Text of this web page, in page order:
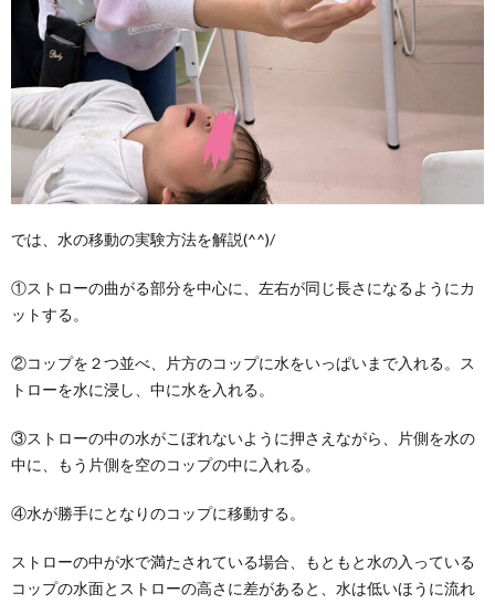
では、水の移動の実験方法を解説(^^)/
①ストローの曲がる部分を中心に、左右が同じ長さになるようにカ
ットする。
②コップを２つ並べ、片方のコップに水をいっぱいまで入れる。ス
トローを水に浸し、中に水を入れる。
③ストローの中の水がこぼれないように押さえながら、片側を水の
中に、もう片側を空のコップの中に入れる。
④水が勝手にとなりのコップに移動する。
ストローの中が水で満たされている場合、もともと水の入っている
コップの水面とストローの高さに差があると、水は低いほうに流れ